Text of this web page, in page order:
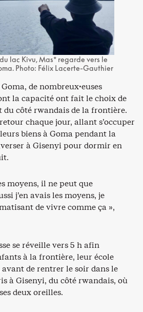
lac Kivu, Mas* regarde vers le
Photo: Félix Lacerte-Gauthier
de nombreux·euses
la capacité ont fait le choix de
côté rwandais de la frontière.
chaque jour, allant s’occuper
biens à Goma pendant la
à Gisenyi pour dormir en
moyens, il ne peut que
j’en avais les moyens, je
de vivre comme ça »,
se réveille vers 5 h afin
à la frontière, leur école
de rentrer le soir dans le
à Gisenyi, du côté rwandais, où
deux oreilles.